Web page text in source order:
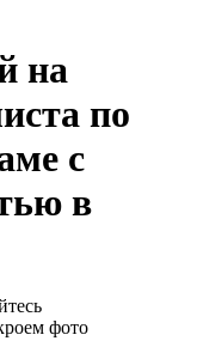
на
по
с
в
фото